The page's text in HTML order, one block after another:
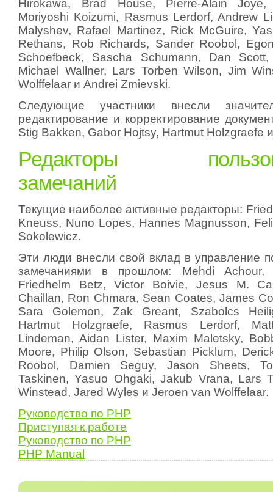
Hirokawa, Brad House, Pierre-Alain
Moriyoshi Koizumi, Rasmus Lerdorf, Andrew
Malyshev, Rafael Martinez, Rick McGuire,
Rethans, Rob Richards, Sander Roobol,
Schoefbeck, Sascha Schumann, Dan
Michael Wallner, Lars Torben Wilson, Jim
Wolffelaar и Andrei Zmievski.
Следующие участники внесли
редактирование и корректирование
Stig Bakken, Gabor Hojtsy, Hartmut Holzgraefe
Редакторы
замечаний
Текущие наиболее активные редакторы:
Kneuss, Nuno Lopes, Hannes Magnusson,
Sokolewicz.
Эти люди внесли свой вклад в управление
замечаниями в прошлом: Mehdi Achour,
Friedhelm Betz, Victor Boivie, Jesus M.
Chaillan, Ron Chmara, Sean Coates, James
Sara Golemon, Zak Greant, Szabolcs
Hartmut Holzgraefe, Rasmus Lerdorf,
Lindeman, Aidan Lister, Maxim Maletsky,
Moore, Philip Olson, Sebastian Picklum,
Roobol, Damien Seguy, Jason Sheets,
Taskinen, Yasuo Ohgaki, Jakub Vrana, Lars
Winstead, Jared Wyles и Jeroen van Wolffelaar.
Руководство по PHP
Приступая к работе
Руководство по PHP
PHP Manual